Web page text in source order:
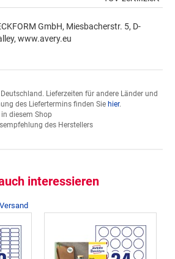
GmbH, Miesbacherstr. 5, D-
www.avery.eu
Lieferzeiten für andere Länder und
des Liefertermins finden Sie hier.
diesem Shop
des Herstellers
interessieren